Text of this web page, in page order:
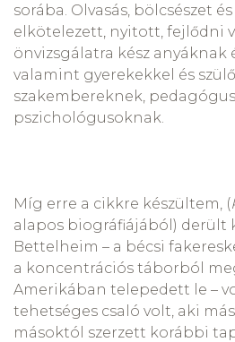
sorába. Olvasás, bölcsészet
elkötelezett, nyitott, fejlődni
önvizsgálatra kész anyáknak
valamint gyerekekkel és
szakembereknek,
pszichológusoknak.
Míg erre a cikkre készültem, (
alapos biográfiájából) derült
Bettelheim – a bécsi
a koncentrációs táborból
Amerikában telepedett le –
tehetséges csaló volt, aki
másoktól szerzett korábbi